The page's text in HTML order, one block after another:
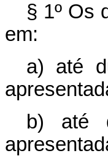
§ 1º Os
em:
a) até
b) até